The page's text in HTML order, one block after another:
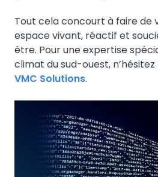
Tout cela concourt à faire de
espace vivant, réactif et
être. Pour une expertise
climat du sud-ouest,
VMC Solutions.